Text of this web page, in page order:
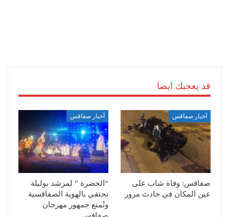
قد يعجبك ايضا
أخبار صفاقس
صفاقس: وفاة شاب على
عين المكان في حادث مرور
أخبار صفاقس
“الحضرة ” لمرشد بوليلة
تحتفي بالهوية الصفاقسية
وتُمتع جمهور مهرجان